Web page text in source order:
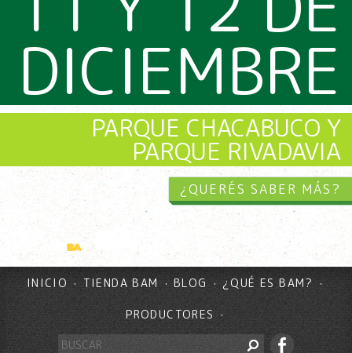
DICIEMBRE
PARQUE CHACABUCO Y
PARQUE RIVADAVIA
¿QUERÉS SABER MÁS?
INICIO TIENDA BAM BLOG ¿QUÉ ES BAM?
PRODUCTORES